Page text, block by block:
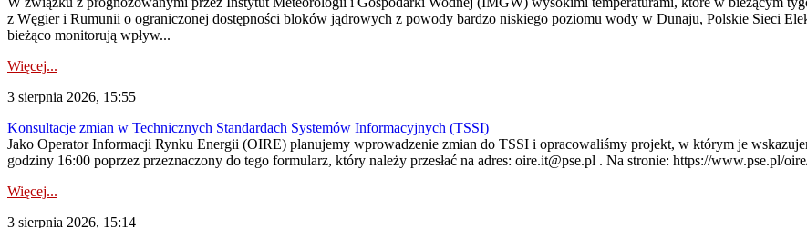
z Węgier i Rumunii o ograniczonej dostępności bloków jądrowych z powody bardzo niskiego poziomu wody w Dunaju, Polskie Sieci
bieżąco monitorują wpływ...
Więcej...
3 sierpnia 2026, 15:55
Konsultacje zmian w Technicznych Standardach Systemów Informacyjnych (TSSI)
Jako Operator Informacji Rynku Energii (OIRE) planujemy wprowadzenie zmian do TSSI i opracowaliśmy projekt, w którym je
godziny 16:00 poprzez przeznaczony do tego formularz, który należy przesłać na adres: oire.it@pse.pl . Na stronie: https://www.pse.pl/
Więcej...
3 sierpnia 2026, 15:14